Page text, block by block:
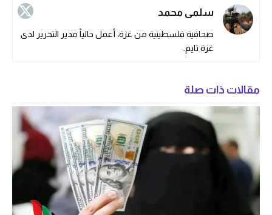
سلمى محمد
صحافية فلسطينية من غزة، أعمل حالياً مدير التحرير لدى
غزة تايم.
مقالات ذات صلة